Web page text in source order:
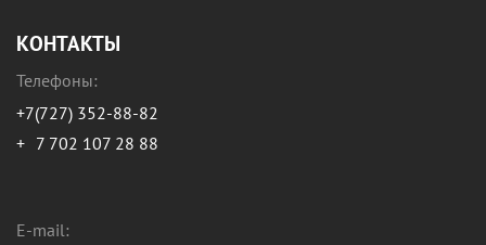
КОНТАКТЫ
Телефоны:
+7(727) 352-88-82
+ 7 702 107 28 88
E-mail: